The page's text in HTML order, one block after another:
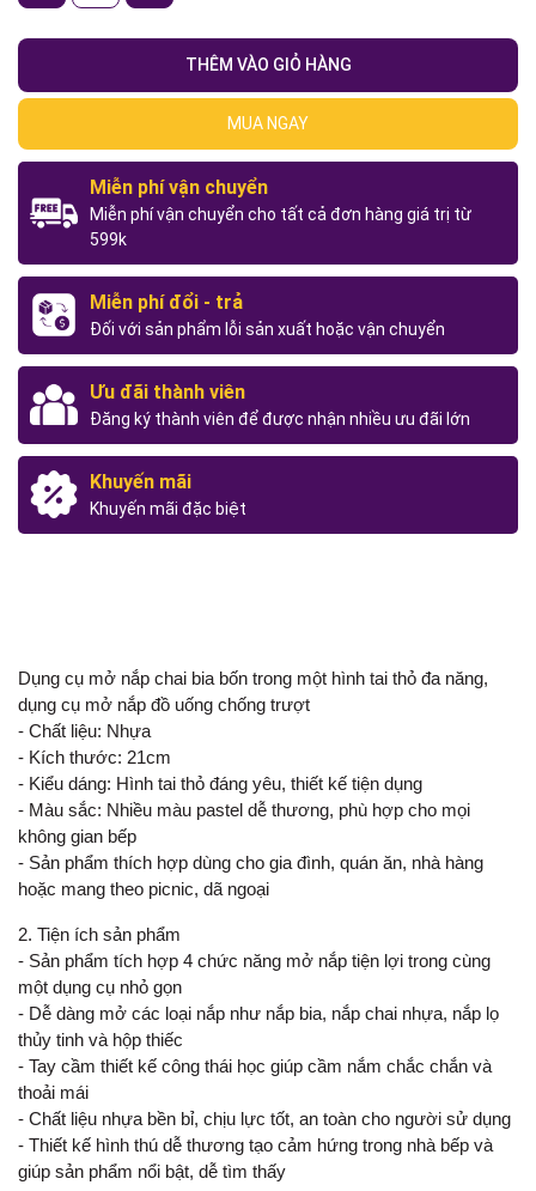
THÊM VÀO GIỎ HÀNG
MUA NGAY
Miễn phí vận chuyển
Miễn phí vận chuyển cho tất cả đơn hàng giá trị từ
599k
Miễn phí đổi - trả
Đối với sản phẩm lỗi sản xuất hoặc vận chuyển
Ưu đãi thành viên
Đăng ký thành viên để được nhận nhiều ưu đãi lớn
Khuyến mãi
Khuyến mãi đặc biệt
Dụng cụ mở nắp chai bia bốn trong một hình tai thỏ đa năng,
dụng cụ mở nắp đồ uống chống trượt
- Chất liệu: Nhựa
- Kích thước: 21cm
- Kiểu dáng: Hình tai thỏ đáng yêu, thiết kế tiện dụng
- Màu sắc: Nhiều màu pastel dễ thương, phù hợp cho mọi
không gian bếp
- Sản phẩm thích hợp dùng cho gia đình, quán ăn, nhà hàng
hoặc mang theo picnic, dã ngoại
2. Tiện ích sản phẩm
- Sản phẩm tích hợp 4 chức năng mở nắp tiện lợi trong cùng
một dụng cụ nhỏ gọn
- Dễ dàng mở các loại nắp như nắp bia, nắp chai nhựa, nắp lọ
thủy tinh và hộp thiếc
- Tay cầm thiết kế công thái học giúp cầm nắm chắc chắn và
thoải mái
- Chất liệu nhựa bền bỉ, chịu lực tốt, an toàn cho người sử dụng
- Thiết kế hình thú dễ thương tạo cảm hứng trong nhà bếp và
giúp sản phẩm nổi bật, dễ tìm thấy